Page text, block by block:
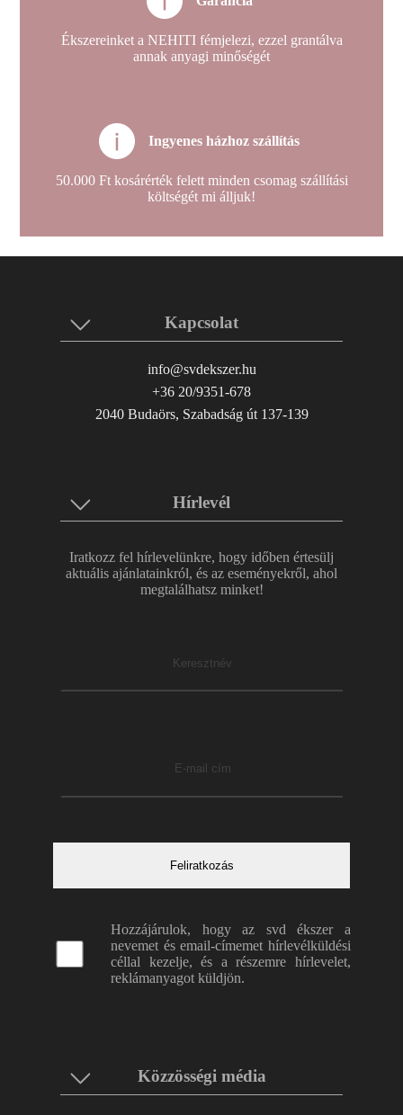
Ékszereinket a NEHITI fémjelezi, ezzel grantálva
annak anyagi minőségét
Ingyenes házhoz szállítás
50.000 Ft kosárérték felett minden csomag szállítási
költségét mi álljuk!
Kapcsolat
info@svdekszer.hu
+36 20/9351-678
2040 Budaörs, Szabadság út 137-139
Hírlevél
Iratkozz fel hírlevelünkre, hogy időben értesülj
aktuális ajánlatainkról, és az eseményekről, ahol
megtalálhatsz minket!
Hozzájárulok, hogy az svd ékszer a
nevemet és email-címemet hírlevélküldési
céllal kezelje, és a részemre hírlevelet,
reklámanyagot küldjön.
Közzösségi média